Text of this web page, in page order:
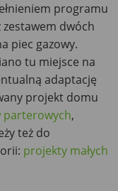
programu
zestawem dwóch
piec gazowy.
tu miejsce na
adaptację
projekt domu
,
też do
projekty małych